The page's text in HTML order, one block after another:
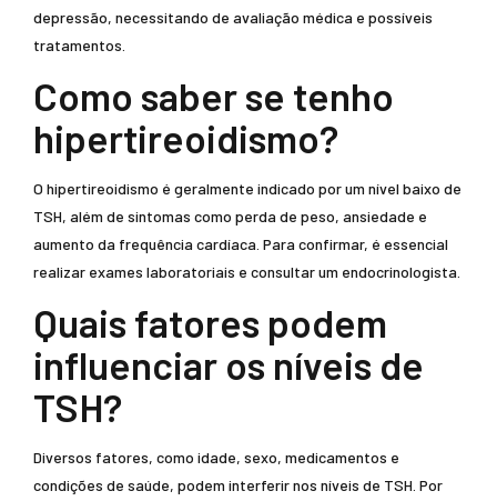
depressão, necessitando de avaliação médica e possíveis
tratamentos.
Como saber se tenho
hipertireoidismo?
O hipertireoidismo é geralmente indicado por um nível baixo de
TSH, além de sintomas como perda de peso, ansiedade e
aumento da frequência cardíaca. Para confirmar, é essencial
realizar exames laboratoriais e consultar um endocrinologista.
Quais fatores podem
influenciar os níveis de
TSH?
Diversos fatores, como idade, sexo, medicamentos e
condições de saúde, podem interferir nos níveis de TSH. Por